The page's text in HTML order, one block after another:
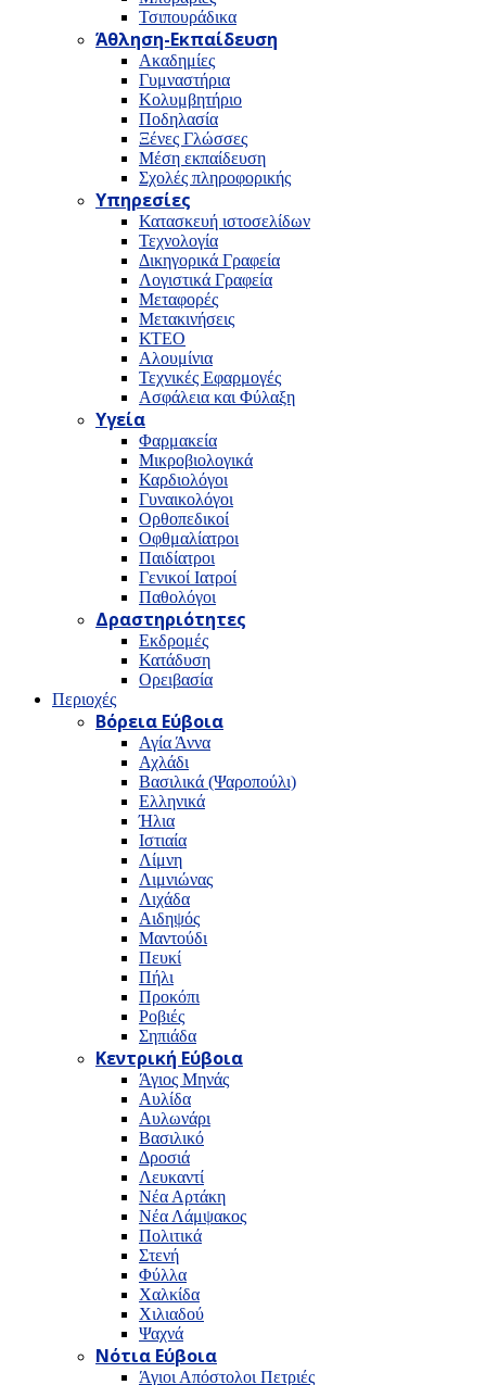
Τσιπουράδικα
Άθληση-Εκπαίδευση
Ακαδημίες
Γυμναστήρια
Κολυμβητήριο
Ποδηλασία
Ξένες Γλώσσες
Μέση εκπαίδευση
Σχολές πληροφορικής
Υπηρεσίες
Κατασκευή ιστοσελίδων
Τεχνολογία
Δικηγορικά Γραφεία
Λογιστικά Γραφεία
Μεταφορές
Μετακινήσεις
ΚΤΕΟ
Αλουμίνια
Τεχνικές Εφαρμογές
Ασφάλεια και Φύλαξη
Υγεία
Φαρμακεία
Μικροβιολογικά
Καρδιολόγοι
Γυναικολόγοι
Ορθοπεδικοί
Οφθμαλίατροι
Παιδίατροι
Γενικοί Ιατροί
Παθολόγοι
Δραστηριότητες
Εκδρομές
Κατάδυση
Ορειβασία
Περιοχές
Βόρεια Εύβοια
Αγία Άννα
Αχλάδι
Βασιλικά (Ψαροπούλι)
Ελληνικά
Ήλια
Ιστιαία
Λίμνη
Λιμνιώνας
Λιχάδα
Αιδηψός
Μαντούδι
Πευκί
Πήλι
Προκόπι
Ροβιές
Σηπιάδα
Κεντρική Εύβοια
Άγιος Μηνάς
Αυλίδα
Αυλωνάρι
Βασιλικό
Δροσιά
Λευκαντί
Νέα Αρτάκη
Νέα Λάμψακος
Πολιτικά
Στενή
Φύλλα
Χαλκίδα
Χιλιαδού
Ψαχνά
Νότια Εύβοια
Άγιοι Απόστολοι Πετριές